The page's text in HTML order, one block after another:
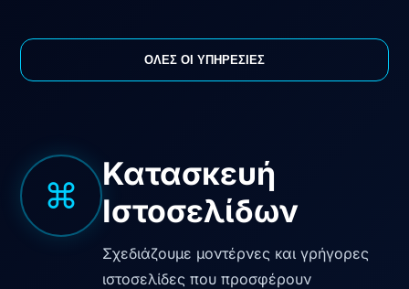
ΟΛΕΣ ΟΙ ΥΠΗΡΕΣΙΕΣ
⌘
Κατασκευή
Ιστοσελίδων
Σχεδιάζουμε μοντέρνες και γρήγορες
ιστοσελίδες που προσφέρουν